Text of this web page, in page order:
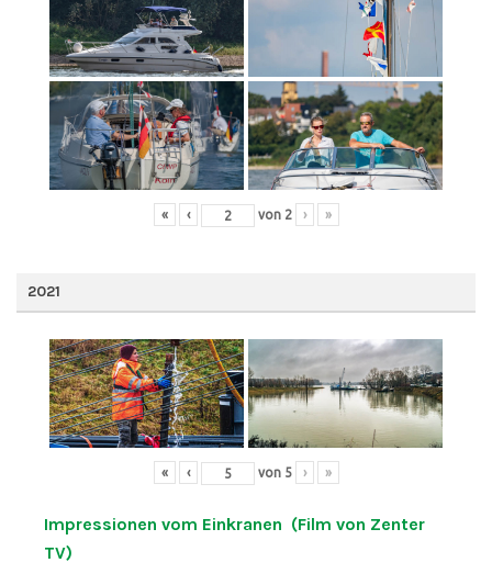
« ‹ von 2 › »
2021
« ‹ von 5 › »
Impressionen vom Einkranen (Film von Zenter
TV)